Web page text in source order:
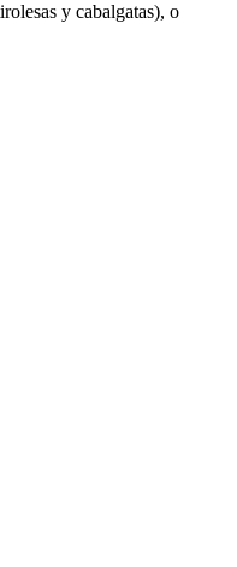
y cabalgatas), o